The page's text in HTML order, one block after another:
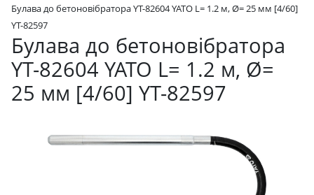
Булава до бетоновібратора YT-82604 YATO L= 1.2 м, Ø= 25 мм [4/60]
YT-82597
Булава до бетоновібратора
YT-82604 YATO L= 1.2 м, Ø=
25 мм [4/60] YT-82597